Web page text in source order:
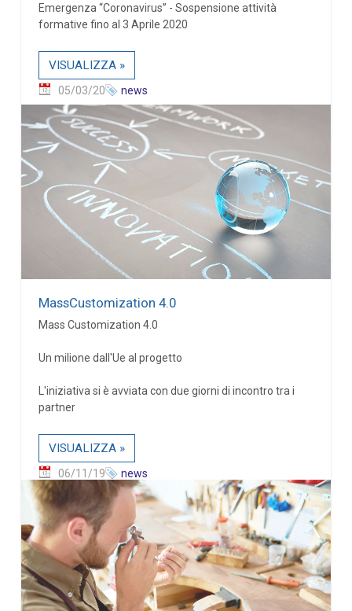
Emergenza “Coronavirus” - Sospensione attività
formative fino al 3 Aprile 2020
VISUALIZZA »
05/03/20 news
MassCustomization 4.0
Mass Customization 4.0
Un milione dall'Ue al progetto
L'iniziativa si è avviata con due giorni di incontro tra i
partner
VISUALIZZA »
06/11/19 news